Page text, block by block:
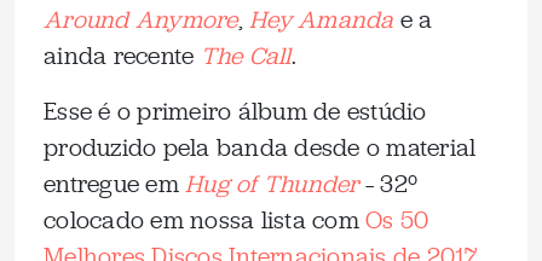
Around Anymore,Hey Amanda e a
ainda recente The Call.
Esse é o primeiro álbum de estúdio
produzido pela banda desde o material
entregue emHug of Thunder– 32º
colocado em nossa lista comOs 50